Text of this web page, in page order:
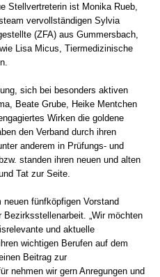
Stellvertreterin ist Monika Rueb,
vervollständigen Sylvia
(ZFA) aus Gummersbach,
Lisa Micus, Tiermedizinische
sich bei besonders aktiven
Beate Grube, Heike Mentchen
Wirken die goldene
den Verband durch ihren
anderem in Prüfungs- und
standen ihren neuen und alten
Tat zur Seite.
fünfköpfigen Vorstand
„Wir möchten
und aktuelle
wichtigen Berufen auf dem
Beitrag zur
nehmen wir gern Anregungen und